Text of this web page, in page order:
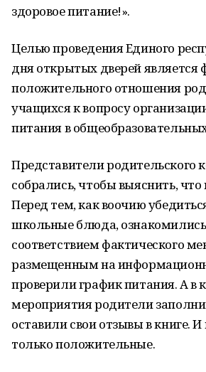
здоровое питание!».
Целью проведения Единого
дня открытых дверей является
положительного отношения
учащихся к вопросу
питания в
Представители родительского
собрались, чтобы выяснить, что
Перед тем, как воочию
школьные блюда, ознакомились
соответствием фактического
размещенным на
проверили график питания. А в
мероприятия родители
оставили свои отзывы в книге.
только положительные.